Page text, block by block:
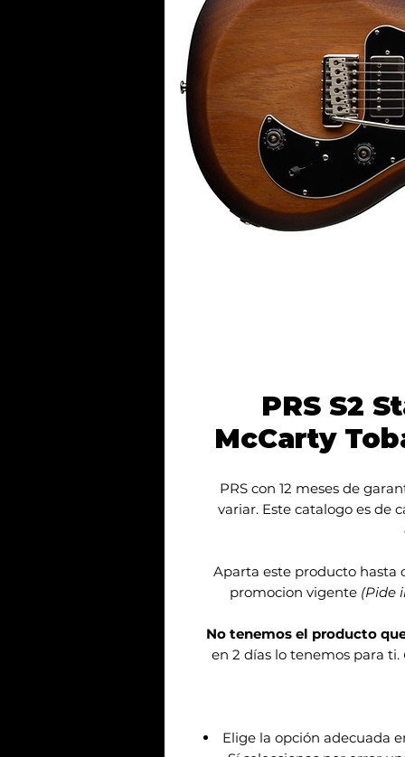
PRS S2
McCarty
PRS con 12 meses de
variar. Este catalogo es de
Aparta este producto hasta
promocion vigente (Pide
No tenemos el producto
en 2 días lo tenemos para ti.
Elige la opción adecuada